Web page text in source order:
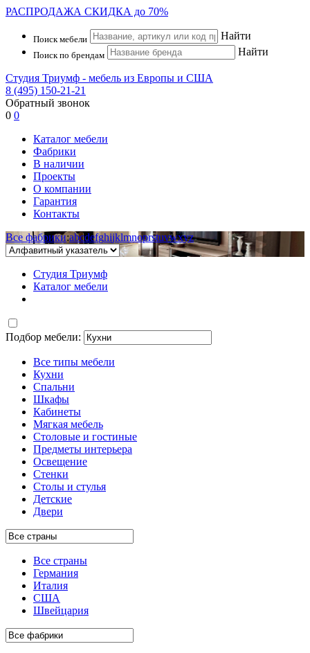
РАСПРОДАЖА СКИДКА до 70%
Поиск мебели Найти
Поиск по брендам Найти
Студия Триумф - мебель из Европы и США
8 (495) 150-21-21
Обратный звонок
0 0
Каталог мебели
Фабрики
В наличии
Проекты
О компании
Гарантия
Контакты
Все фабрики:abcdefghijklmnoprstuvwxyz
Студия Триумф
Каталог мебели
Подбор мебели:
Все типы мебели
Кухни
Спальни
Шкафы
Кабинеты
Мягкая мебель
Столовые и гостиные
Предметы интерьера
Освещение
Стенки
Столы и стулья
Детские
Двери
Все страны
Германия
Италия
США
Швейцария